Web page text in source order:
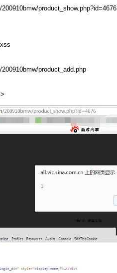
product_show.php?id=4676
product_add.php